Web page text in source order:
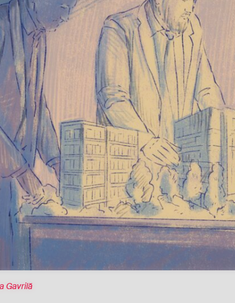
Gavrilă